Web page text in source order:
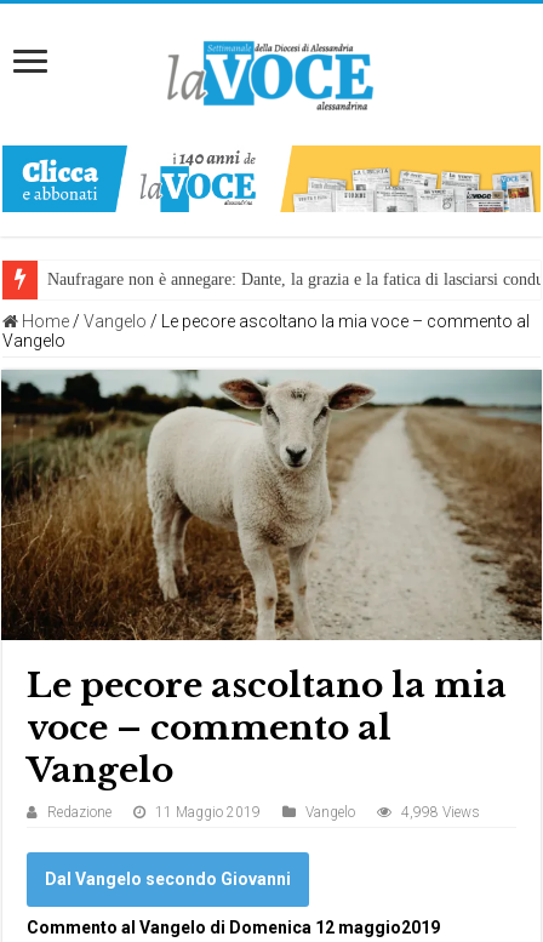
Naufragare non è annegare: Dante, la grazia e la fatica di lasciarsi
Home / Vangelo /
Le pecore ascoltano la mia voce – commento al
Vangelo
Le pecore ascoltano la mia
voce – commento al
Vangelo
Redazione 11 Maggio 2019 Vangelo 4,998 Views
Dal Vangelo secondo Giovanni
Commento al Vangelo di Domenica 12 maggio2019